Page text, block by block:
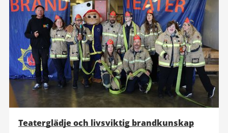
Teaterglädje och livsviktig brandkunskap